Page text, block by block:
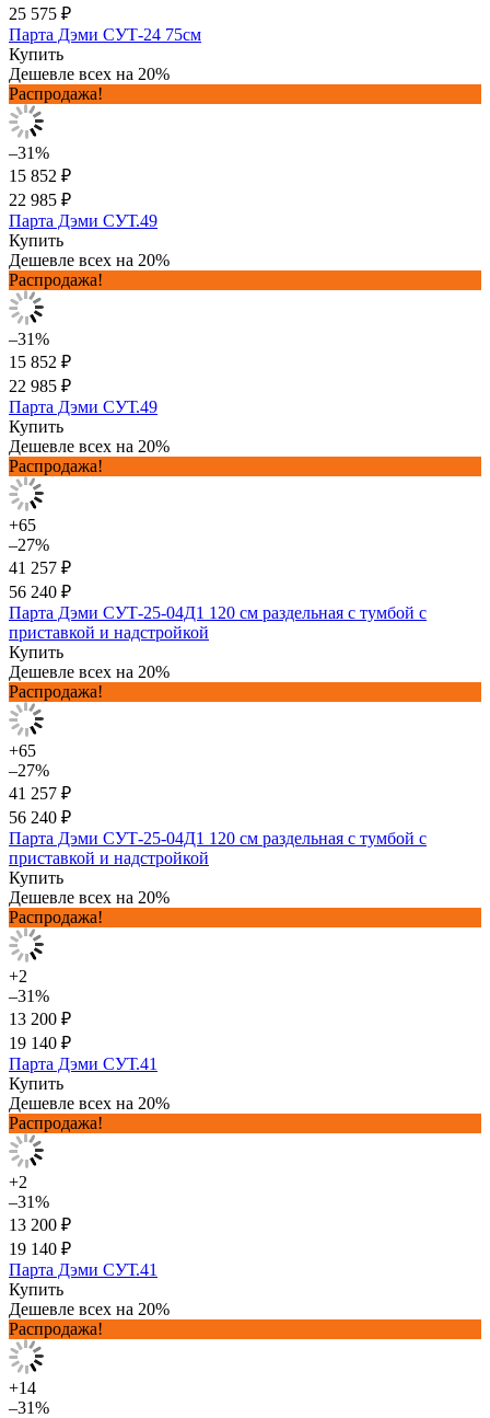
25 575 ₽
Парта Дэми СУТ-24 75см
Купить
Дешевле всех на 20%
Распродажа!
–31%
15 852 ₽
22 985 ₽
Парта Дэми СУТ.49
Купить
Дешевле всех на 20%
Распродажа!
–31%
15 852 ₽
22 985 ₽
Парта Дэми СУТ.49
Купить
Дешевле всех на 20%
Распродажа!
+65
–27%
41 257 ₽
56 240 ₽
Парта Дэми СУТ-25-04Д1 120 см раздельная с тумбой с
приставкой и надстройкой
Купить
Дешевле всех на 20%
Распродажа!
+65
–27%
41 257 ₽
56 240 ₽
Парта Дэми СУТ-25-04Д1 120 см раздельная с тумбой с
приставкой и надстройкой
Купить
Дешевле всех на 20%
Распродажа!
+2
–31%
13 200 ₽
19 140 ₽
Парта Дэми СУТ.41
Купить
Дешевле всех на 20%
Распродажа!
+2
–31%
13 200 ₽
19 140 ₽
Парта Дэми СУТ.41
Купить
Дешевле всех на 20%
Распродажа!
+14
–31%